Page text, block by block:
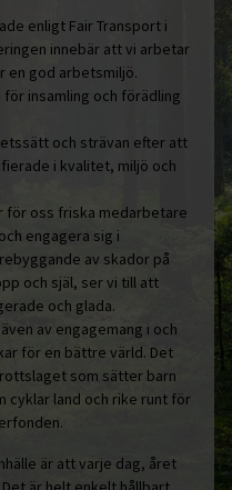
enligt Fair Transport i
innebär att vi arbetar
en god arbetsmiljö.
insamling och förädling
och strävan efter att
i kvalitet, miljö och
för oss friska medarbetare
engagera sig i
av skador på
och själ, ser vi till att
och glada.
av engagemang i och
för en bättre värld. Det
som sätter barn
cyklar land och rike runt för
är att varje dag, året